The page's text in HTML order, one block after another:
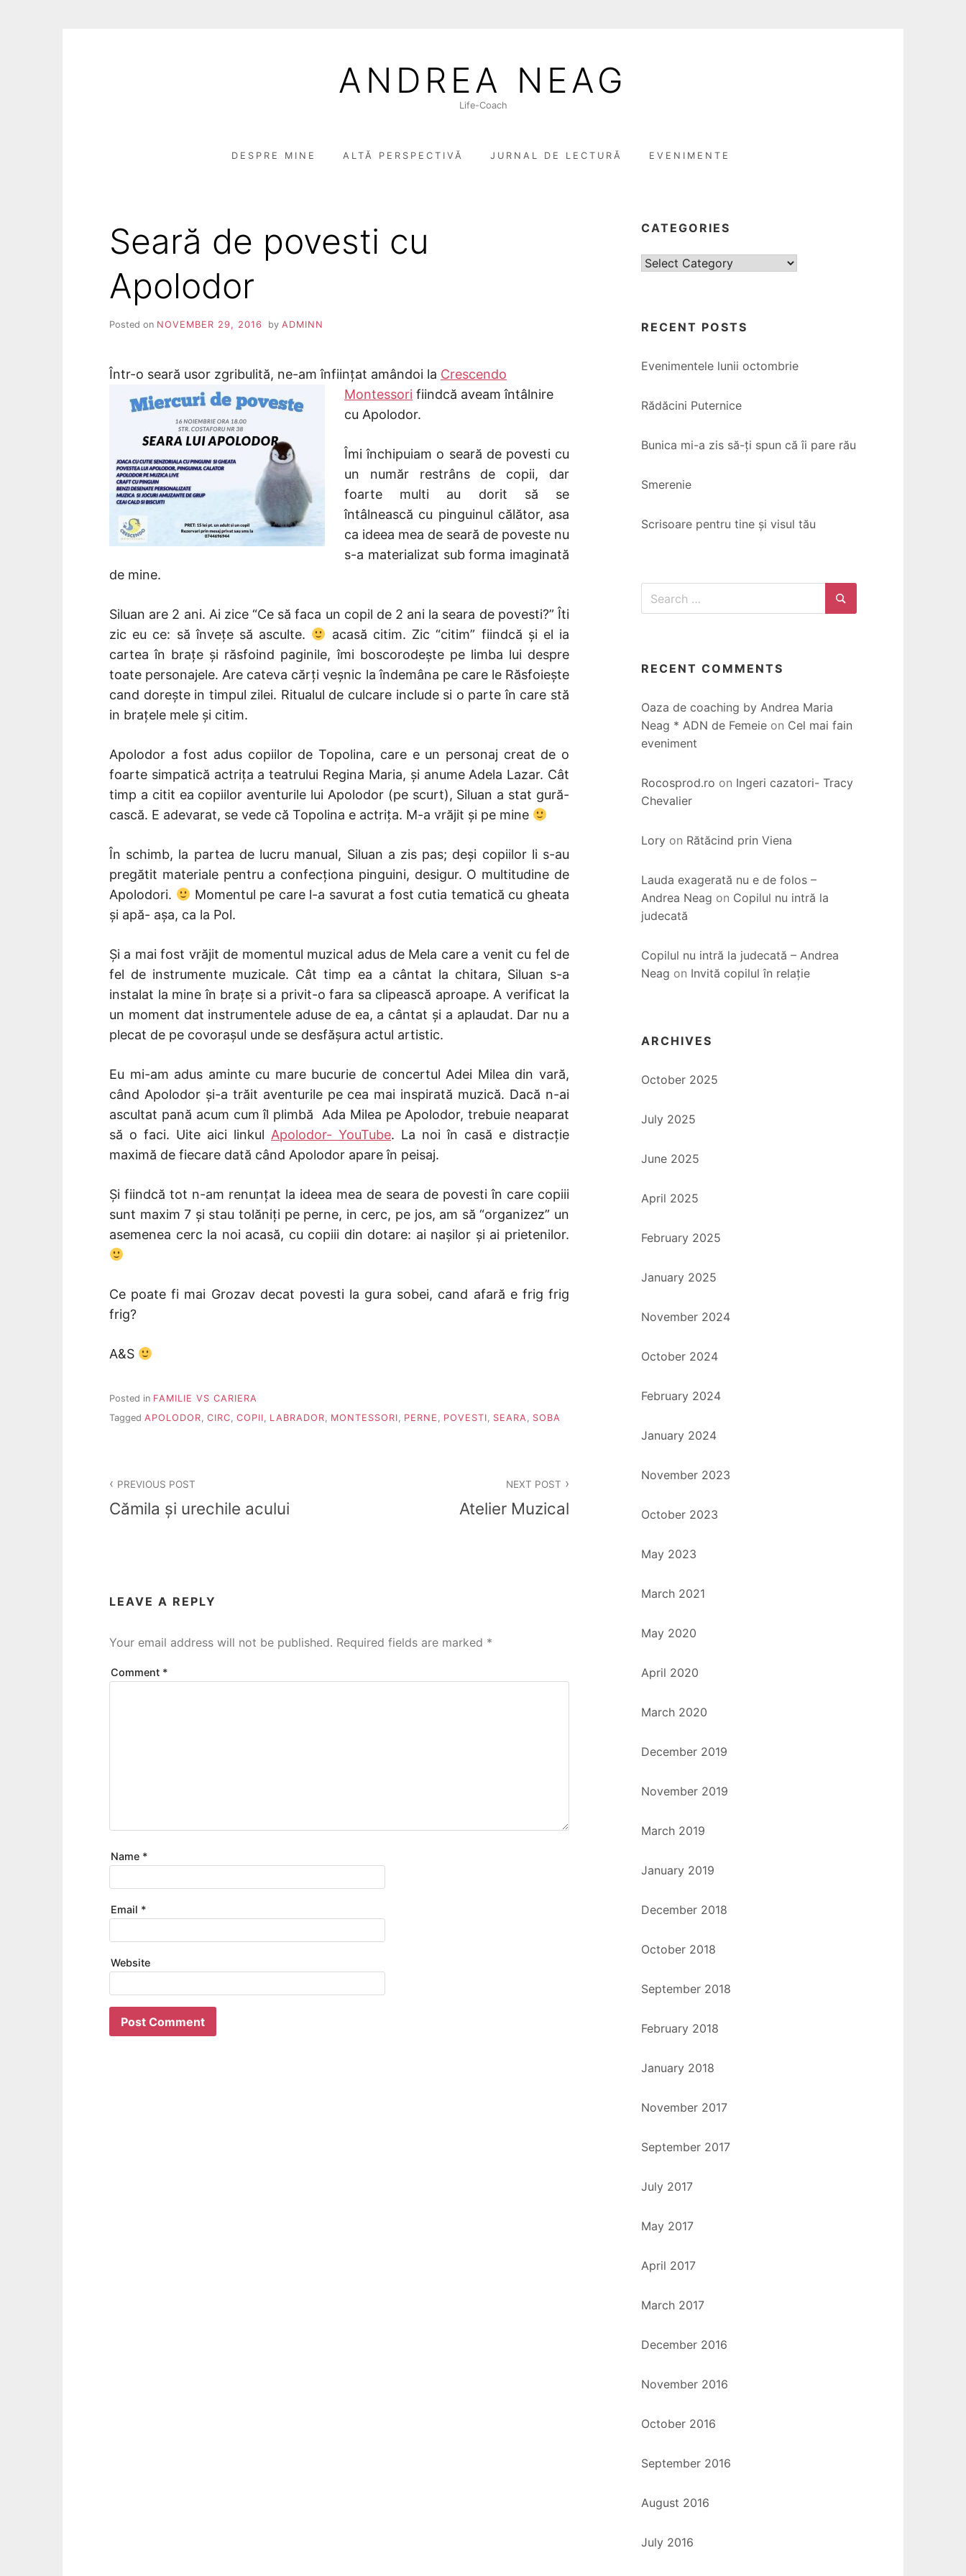
ANDREA NEAG
Life-Coach
DESPRE MINE ALTĂ PERSPECTIVĂ JURNAL DE LECTURĂ EVENIMENTE
Seară de povesti cu
Apolodor
Posted on NOVEMBER 29, 2016 by ADMINN
Într-o seară usor zgribulită, ne-am înființat amândoi la Crescendo
Montessori fiindcă aveamîntâlnire
cu Apolodor.
Îmi închipuiam o seară de povesti cu
un număr restrâns de copii, dar
foarte multi au dorit să se
întâlnească cu pinguinul călător, asa
ca ideea mea de seară de poveste nu
s-a materializat sub forma imaginată
de mine.
Siluan are 2 ani. Ai zice “Ce să faca un copil de 2 ani la seara de povesti?” Îti
zic eu ce: să învețe să asculte.
acasă citim. Zic “citim” fiindcă și el ia
cartea în brațe și răsfoind paginile, îmi boscorodește pe limba lui despre
toate personajele. Are cateva cărți veșnic la îndemâna pe care le Răsfoiește
cand dorește in timpul zilei. Ritualul de culcare include si o parte în care stă
in brațele mele și citim.
Apolodor a fost adus copiilor de Topolina, care e un personaj creat de o
foarte simpatică actrița a teatrului Regina Maria, și anume Adela Lazar. Cât
timp a citit ea copiilor aventurile lui Apolodor (pe scurt), Siluan a stat gură-
cască. E adevarat, se vede că Topolina e actrița. M-a vrăjit și pe mine
În schimb, la partea de lucru manual, Siluan a zis pas; deși copiilor li s-au
pregătit materiale pentru a confecționa pinguini, desigur. O multitudine de
Apolodori.
Momentul pe care l-a savurat a fost cutia tematică cu gheata
și apă- așa, ca la Pol.
Și a mai fost vrăjit de momentul muzical adus de Mela care a venit cu fel de
fel de instrumente muzicale. Cât timp ea a cântat la chitara, Siluan s-a
instalat la mine în brațe si a privit-o fara sa clipească aproape. A verificat la
un moment dat instrumentele aduse de ea, a cântat și a aplaudat. Dar nu a
plecat de pe covorașul unde se desfășura actul artistic.
Eu mi-am adus aminte cu mare bucurie de concertul Adei Milea din vară,
când Apolodor și-a trăit aventurile pe cea mai inspirată muzică. Dacă n-ai
ascultat pană acum cum îl plimbă Ada Milea pe Apolodor, trebuie neaparat
să o faci. Uite aici linkul Apolodor- YouTube. La noi în casă e distracție
maximă de fiecare dată când Apolodor apare în peisaj.
Și fiindcă tot n-am renunțat la ideea mea de seara de povesti în care copiii
sunt maxim 7 și stau tolăniți pe perne, in cerc, pe jos, am să “organizez” un
asemenea cerc la noi acasă, cu copiii din dotare: ai nașilor și ai prietenilor.
Ce poate fi mai Grozav decat povesti la gura sobei, cand afară e frig frig
frig?
A&S
Posted in FAMILIE VS CARIERA
Tagged APOLODOR CIRC COPII LABRADOR MONTESSORI PERNE POVESTI SEARA SOBA
navigation
PREVIOUS POST
Cămila și urechile acului
NEXT POST
Atelier Muzical
LEAVE A REPLY
Your email address will not be published. Required fields are marked *
Comment *
Name *
Email *
Website
CATEGORIES
Categories
RECENT POSTS
Evenimentele lunii octombrie
Rădăcini Puternice
Bunica mi-a zis să-ți spun că îi pare rău
Smerenie
Scrisoare pentru tine și visul tău
Search
RECENT COMMENTS
Oaza de coaching by Andrea Maria
Neag * ADN de Femeie on Cel mai fain
eveniment
Rocosprod.ro on Ingeri cazatori- Tracy
Chevalier
Lory on Rătăcind prin Viena
Lauda exagerată nu e de folos –
Andrea Neag on Copilul nu intră la
judecată
Copilul nu intră la judecată – Andrea
Neag on Invită copilul în relație
ARCHIVES
October 2025
July 2025
June 2025
April 2025
February 2025
January 2025
November 2024
October 2024
February 2024
January 2024
November 2023
October 2023
May 2023
March 2021
May 2020
April 2020
March 2020
December 2019
November 2019
March 2019
January 2019
December 2018
October 2018
September 2018
February 2018
January 2018
November 2017
September 2017
July 2017
May 2017
April 2017
March 2017
December 2016
November 2016
October 2016
September 2016
August 2016
July 2016